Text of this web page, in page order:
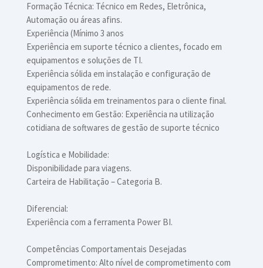
Formação Técnica: Técnico em Redes, Eletrônica,
Automação ou áreas afins.
Experiência (Mínimo 3 anos
Experiência em suporte técnico a clientes, focado em
equipamentos e soluções de TI.
Experiência sólida em instalação e configuração de
equipamentos de rede.
Experiência sólida em treinamentos para o cliente final.
Conhecimento em Gestão: Experiência na utilização
cotidiana de softwares de gestão de suporte técnico
Logística e Mobilidade:
Disponibilidade para viagens.
Carteira de Habilitação – Categoria B.
Diferencial:
Experiência com a ferramenta Power BI.
Competências Comportamentais Desejadas
Comprometimento: Alto nível de comprometimento com